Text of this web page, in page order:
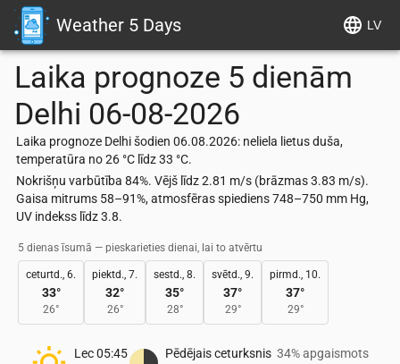
Weather 5 Days LV
Laika prognoze 5 dienām
Delhi 06-08-2026
Laika prognoze Delhi šodien 06.08.2026: neliela lietus duša,
temperatūra no 26 °C līdz 33 °C.
Nokrišņu varbūtība 84%. Vējš līdz 2.81 m/s (brāzmas 3.83 m/s).
Gaisa mitrums 58–91%, atmosfēras spiediens 748–750 mm Hg,
UV indekss līdz 3.8.
5 dienas īsumā — pieskarieties dienai, lai to atvērtu
ceturtd., 6.
33°
26°
piektd., 7.
32°
26°
sestd., 8.
35°
28°
svētd., 9.
37°
29°
pirmd., 10.
37°
29°
Lec05:45
Pēdējais ceturksnis 34% apgaismots